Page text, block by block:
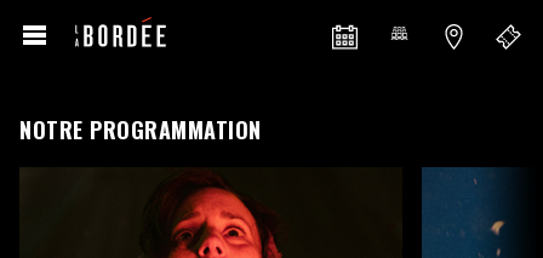
NOTRE PROGRAMMATION